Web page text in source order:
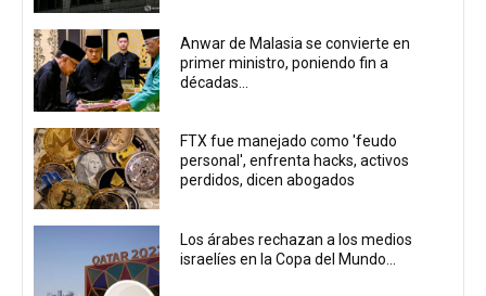
Anwar de Malasia se convierte en
primer ministro, poniendo fin a
décadas...
FTX fue manejado como 'feudo
personal', enfrenta hacks, activos
perdidos, dicen abogados
Los árabes rechazan a los medios
israelíes en la Copa del Mundo...